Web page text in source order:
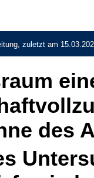
zuletzt am
des